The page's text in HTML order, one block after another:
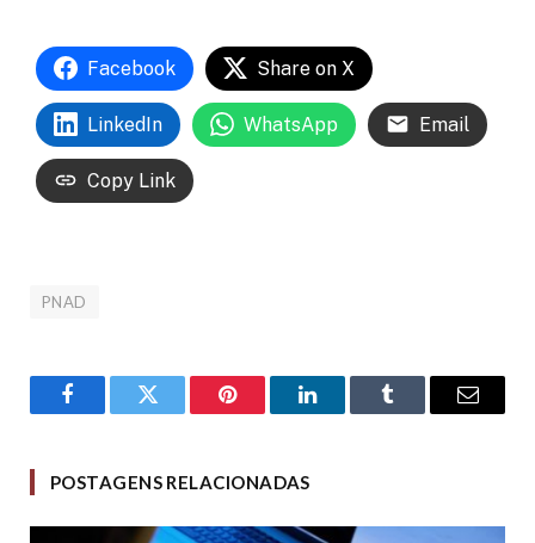
Facebook Share on X
LinkedIn WhatsApp Email
Copy Link
PNAD
FacebookTwitter Pinterest LinkedInTumblr Email
POSTAGENS RELACIONADAS